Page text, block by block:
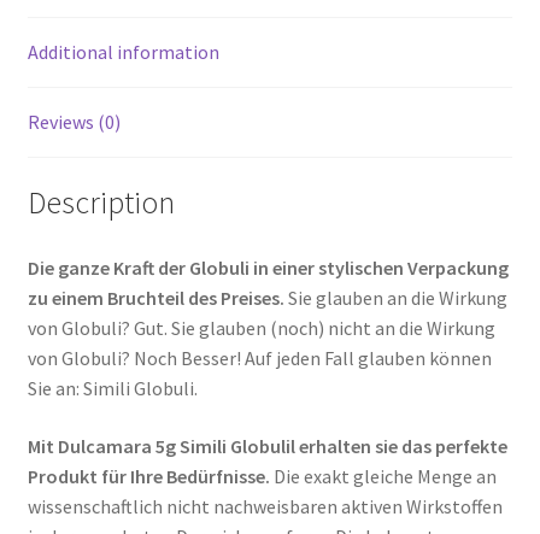
Additional information
Reviews (0)
Description
Die ganze Kraft der Globuli in einer stylischen Verpackung
zu einem Bruchteil des Preises. Sie glauben an die Wirkung
von Globuli? Gut. Sie glauben (noch) nicht an die Wirkung
von Globuli? Noch Besser! Auf jeden Fall glauben können
Sie an: Simili Globuli.
Mit Dulcamara 5g Simili Globulil erhalten sie das perfekte
Produkt für Ihre Bedürfnisse. Die exakt gleiche Menge an
wissenschaftlich nicht nachweisbaren aktiven Wirkstoffen